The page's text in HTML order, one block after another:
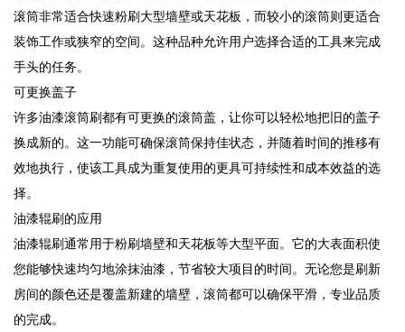
滚筒非常适合快速粉刷大型墙壁或天花板，而较小的滚筒则更适合
装饰工作或狭窄的空间。这种品种允许用户选择合适的工具来完成
手头的任务。
可更换盖子
许多油漆滚筒刷都有可更换的滚筒盖，让你可以轻松地把旧的盖子
换成新的。这一功能可确保滚筒保持佳状态，并随着时间的推移有
效地执行，使该工具成为重复使用的更具可持续性和成本效益的选
择。
油漆辊刷的应用
油漆辊刷通常用于粉刷墙壁和天花板等大型平面。它的大表面积使
您能够快速均匀地涂抹油漆，节省较大项目的时间。无论您是刷新
房间的颜色还是覆盖新建的墙壁，滚筒都可以确保平滑，专业品质
的完成。